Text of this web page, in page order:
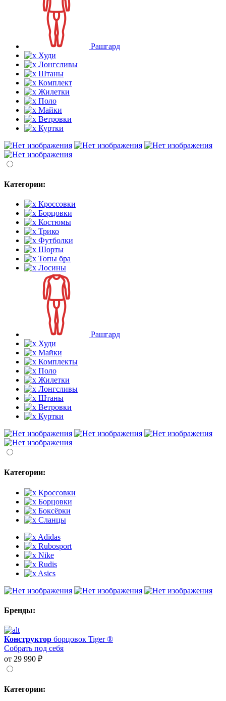
Рашгард
Худи
Лонгсливы
Штаны
Комплект
Жилетки
Поло
Майки
Ветровки
Куртки
Категории:
Кроссовки
Борцовки
Костюмы
Трико
Футболки
Шорты
Топы бра
Лосины
Рашгард
Худи
Майки
Комплекты
Поло
Жилетки
Лонгсливы
Штаны
Ветровки
Куртки
Категории:
Кроссовки
Борцовки
Боксёрки
Сланцы
Adidas
Rubosport
Nike
Rudis
Asics
Бренды:
Конструктор борцовок Tiger ®
Собрать под себя
от 29 990 ₽
Категории: